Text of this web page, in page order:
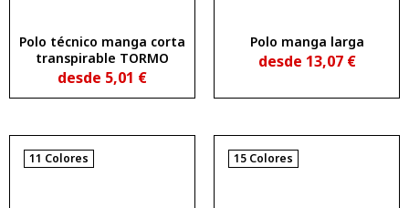
Polo técnico manga corta
transpirable TORMO
desde 5,01 €
Polo manga larga
desde 13,07 €
11 Colores 15 Colores